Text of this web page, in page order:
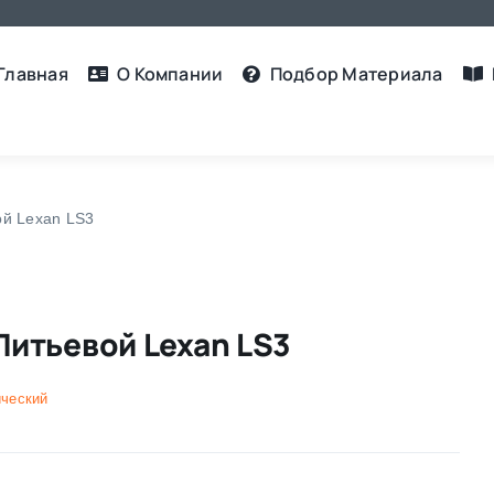
О Компании Подбор Материалa
Lexan LS3
Lexan LS3